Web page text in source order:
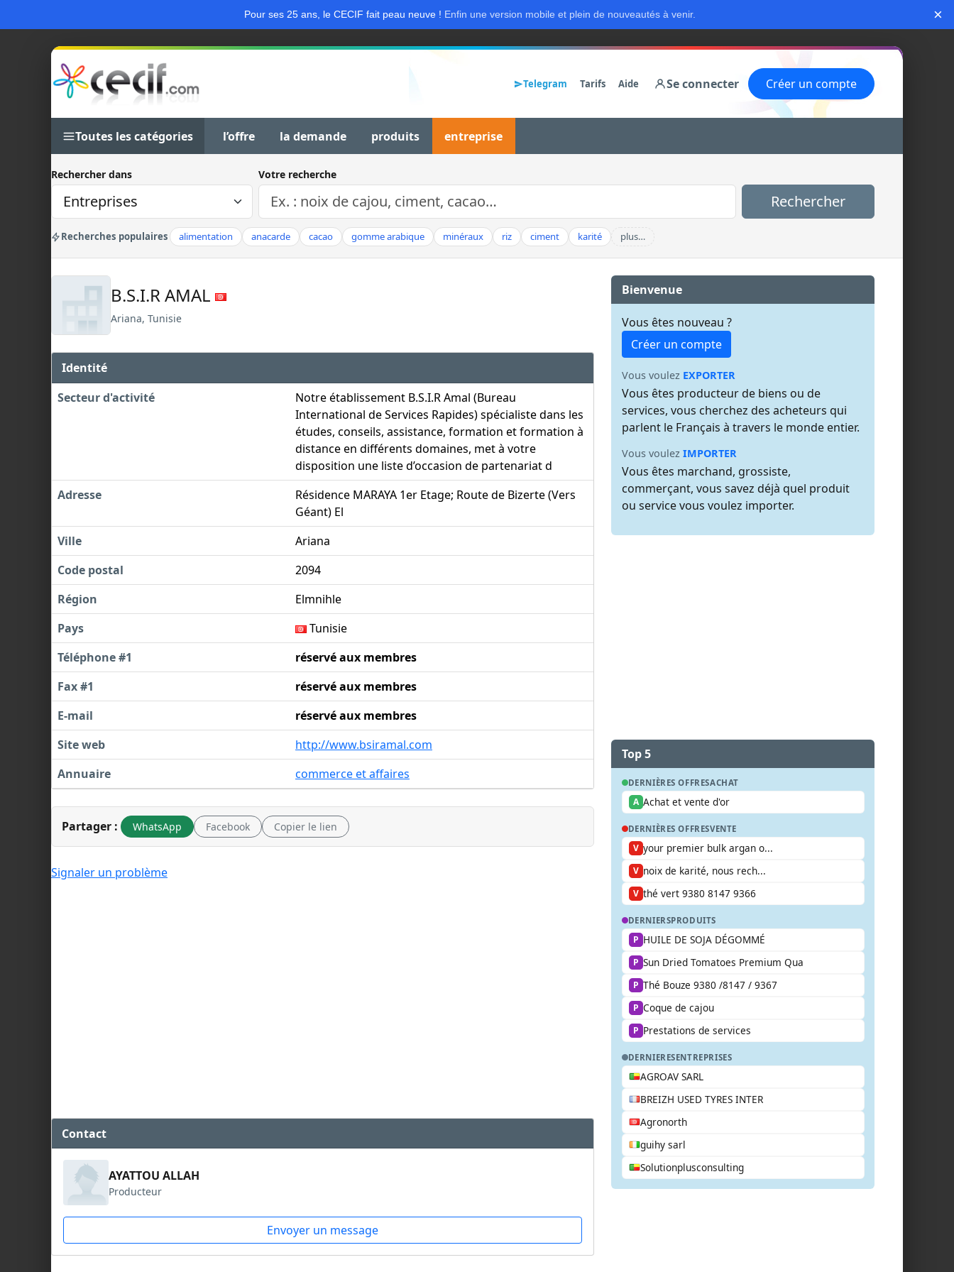
Pour ses 25 ans, le CECIF fait peau neuve ! Enfin une version mobile et plein de nouveautés à venir. ×
Telegram Tarifs Aide Se connecter Créer un compte
Toutes les catégories l’offre la demande produits entreprise
Rechercher dans Votre recherche
Rechercher
Recherches populaires alimentation anacarde cacao gomme arabique minéraux riz ciment karité plus…
B.S.I.R AMAL
Ariana, Tunisie
Identité
Secteur d'activité
Notre établissement B.S.I.R Amal (Bureau
International de Services Rapides) spécialiste dans les
études, conseils, assistance, formation et formation à
distance en différents domaines, met à votre
disposition une liste d’occasion de partenariat d
Adresse
Résidence MARAYA 1er Etage; Route de Bizerte (Vers
Géant) El
Ville
Ariana
Code postal
2094
Région
Elmnihle
Pays
Tunisie
Téléphone #1
réservé aux membres
Fax #1
réservé aux membres
E-mail
réservé aux membres
Site web
http://www.bsiramal.com
Annuaire
commerce et affaires
Partager : WhatsApp Facebook Copier le lien
Signaler un problème
Contact
AYATTOU ALLAH
Producteur
Envoyer un message
Bienvenue
Vous êtes nouveau ?
Créer un compte
Vous voulez EXPORTER
Vous êtes producteur de biens ou de
services, vous cherchez des acheteurs qui
parlent le Français à travers le monde entier.
Vous voulez IMPORTER
Vous êtes marchand, grossiste,
commerçant, vous savez déjà quel produit
ou service vous voulez importer.
Top 5
DERNIÈRES OFFRESACHAT
A Achat et vente d'or
DERNIÈRES OFFRESVENTE
V your premier bulk argan o...
V noix de karité, nous rech...
V thé vert 9380 8147 9366
DERNIERSPRODUITS
P HUILE DE SOJA DÉGOMMÉ
P Sun Dried Tomatoes Premium Qua
P Thé Bouze 9380 /8147 / 9367
P Coque de cajou
P Prestations de services
DERNIERESENTREPRISES
AGROAV SARL
BREIZH USED TYRES INTER
Agronorth
guihy sarl
Solutionplusconsulting